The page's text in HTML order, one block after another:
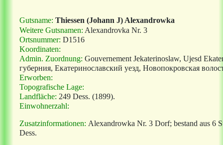
Gutsname: Thiessen (Johann J) Alexandrowka
Weitere Gutsnamen: Alexandrovka Nr. 3
Ortsnummer: D1516
Koordinaten:
Admin. Zuordnung: Gouvernement Jekaterinoslaw, Ujesd
губерния, Екатеринославский уезд, Новопокровская
Erworben:
Topografische Lage:
Landfläche: 249 Dess. (1899).
Einwohnerzahl:
Zusatzinformationen: Alexandrowka Nr. 3 Dorf; bestand aus 6
Dess.